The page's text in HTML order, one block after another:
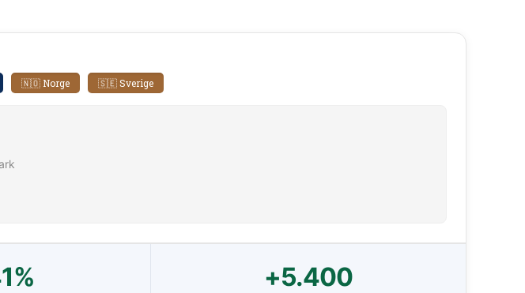
🇳🇴 Norge 🇸🇪 Sverige
+5.400